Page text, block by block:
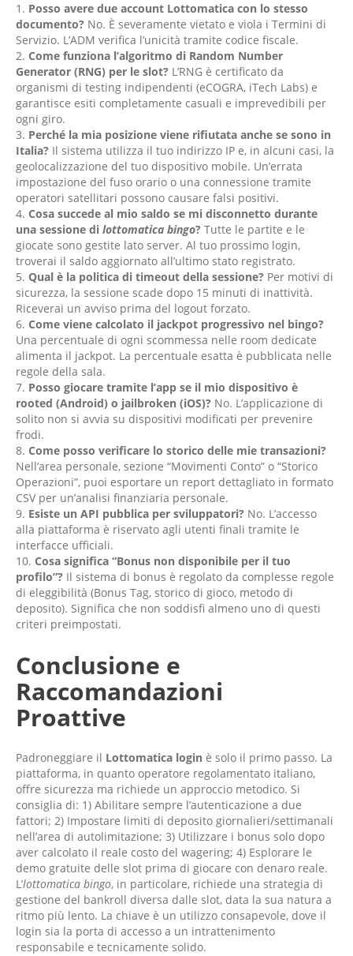
Posso avere due account Lottomatica con lo stesso
documento? No. È severamente vietato e viola i Termini di
Servizio. L’ADM verifica l’unicità tramite codice fiscale.
Come funziona l’algoritmo di Random Number
Generator (RNG) per le slot? L’RNG è certificato da
organismi di testing indipendenti (eCOGRA, iTech Labs) e
garantisce esiti completamente casuali e imprevedibili per
ogni giro.
Perché la mia posizione viene rifiutata anche se sono in
Italia? Il sistema utilizza il tuo indirizzo IP e, in alcuni casi, la
geolocalizzazione del tuo dispositivo mobile. Un’errata
impostazione del fuso orario o una connessione tramite
operatori satellitari possono causare falsi positivi.
Cosa succede al mio saldo se mi disconnetto durante
una sessione di lottomatica bingo? Tutte le partite e le
giocate sono gestite lato server. Al tuo prossimo login,
troverai il saldo aggiornato all’ultimo stato registrato.
Qual è la politica di timeout della sessione? Per motivi di
sicurezza, la sessione scade dopo 15 minuti di inattività.
Riceverai un avviso prima del logout forzato.
Come viene calcolato il jackpot progressivo nel bingo?
Una percentuale di ogni scommessa nelle room dedicate
alimenta il jackpot. La percentuale esatta è pubblicata nelle
regole della sala.
Posso giocare tramite l’app se il mio dispositivo è
rooted (Android) o jailbroken (iOS)? No. L’applicazione di
solito non si avvia su dispositivi modificati per prevenire
frodi.
Come posso verificare lo storico delle mie transazioni?
Nell’area personale, sezione “Movimenti Conto” o “Storico
Operazioni”, puoi esportare un report dettagliato in formato
CSV per un’analisi finanziaria personale.
Esiste un API pubblica per sviluppatori? No. L’accesso
alla piattaforma è riservato agli utenti finali tramite le
interfacce ufficiali.
Cosa significa “Bonus non disponibile per il tuo
profilo”? Il sistema di bonus è regolato da complesse regole
di eleggibilità (Bonus Tag, storico di gioco, metodo di
deposito). Significa che non soddisfi almeno uno di questi
criteri preimpostati.
Conclusione e
Raccomandazioni
Proattive
Padroneggiare il Lottomatica login è solo il primo passo. La
piattaforma, in quanto operatore regolamentato italiano,
offre sicurezza ma richiede un approccio metodico. Si
consiglia di: 1) Abilitare sempre l’autenticazione a due
fattori; 2) Impostare limiti di deposito giornalieri/settimanali
nell’area di autolimitazione; 3) Utilizzare i bonus solo dopo
aver calcolato il reale costo del wagering; 4) Esplorare le
demo gratuite delle slot prima di giocare con denaro reale.
L’lottomatica bingo, in particolare, richiede una strategia di
gestione del bankroll diversa dalle slot, data la sua natura a
ritmo più lento. La chiave è un utilizzo consapevole, dove il
login sia la porta di accesso a un intrattenimento
responsabile e tecnicamente solido.